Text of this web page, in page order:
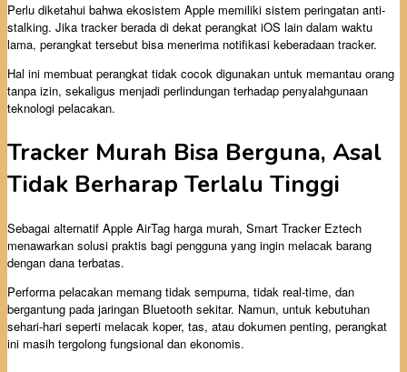
Perlu diketahui bahwa ekosistem Apple memiliki sistem peringatan anti-
stalking. Jika tracker berada di dekat perangkat iOS lain dalam waktu
lama, perangkat tersebut bisa menerima notifikasi keberadaan tracker.
Hal ini membuat perangkat tidak cocok digunakan untuk memantau orang
tanpa izin, sekaligus menjadi perlindungan terhadap penyalahgunaan
teknologi pelacakan.
Tracker Murah Bisa Berguna, Asal
Tidak Berharap Terlalu Tinggi
Sebagai alternatif Apple AirTag harga murah, Smart Tracker Eztech
menawarkan solusi praktis bagi pengguna yang ingin melacak barang
dengan dana terbatas.
Performa pelacakan memang tidak sempurna, tidak real-time, dan
bergantung pada jaringan Bluetooth sekitar. Namun, untuk kebutuhan
sehari-hari seperti melacak koper, tas, atau dokumen penting, perangkat
ini masih tergolong fungsional dan ekonomis.